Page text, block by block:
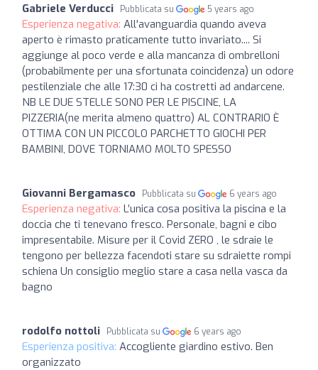
Gabriele Verducci Pubblicata su 5 years ago
Esperienza negativa: All'avanguardia quando aveva
aperto è rimasto praticamente tutto invariato.... Si
aggiunge al poco verde e alla mancanza di ombrelloni
(probabilmente per una sfortunata coincidenza) un odore
pestilenziale che alle 17:30 ci ha costretti ad andarcene.
NB LE DUE STELLE SONO PER LE PISCINE, LA
PIZZERIA(ne merita almeno quattro) AL CONTRARIO È
OTTIMA CON UN PICCOLO PARCHETTO GIOCHI PER
BAMBINI, DOVE TORNIAMO MOLTO SPESSO
Giovanni Bergamasco Pubblicata su 6 years ago
Esperienza negativa: L’unica cosa positiva la piscina e la
doccia che ti tenevano fresco. Personale, bagni e cibo
impresentabile. Misure per il Covid ZERO , le sdraie le
tengono per bellezza facendoti stare su sdraiette rompi
schiena Un consiglio meglio stare a casa nella vasca da
bagno
rodolfo nottoli Pubblicata su 6 years ago
Esperienza positiva: Accogliente giardino estivo. Ben
organizzato